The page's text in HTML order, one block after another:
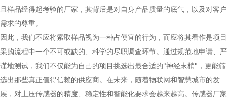
且样品经得起考验的厂家，其背后是对自身产品质量的底气，以及对客户
需求的尊重。
因此，我们不应将索取样品视为一种占便宜的行为，而应将其看作是项目
采购流程中一个不可或缺的、科学的尽职调查环节。通过规范地申请、严
谨地测试，我们不仅能为自己的项目挑选出最合适的"神经末梢"，更能筛
选出那些真正值得信赖的供应商。在未来，随着物联网和智慧城市的发
展，对土压传感器的精度、稳定性和智能化要求会越来越高。传感器厂家